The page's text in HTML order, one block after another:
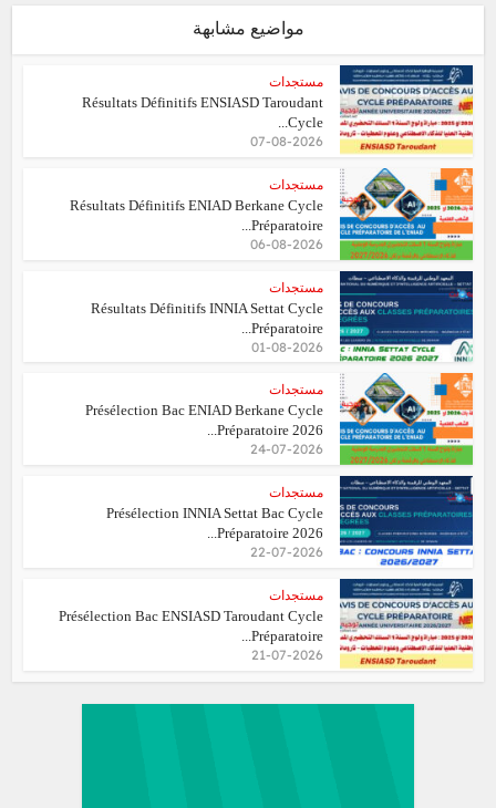
مواضيع مشابهة
مستجدات
Résultats Définitifs ENSIASD Taroudant
Cycle...
07-08-2026
مستجدات
Résultats Définitifs ENIAD Berkane Cycle
Préparatoire...
06-08-2026
مستجدات
Résultats Définitifs INNIA Settat Cycle
Préparatoire...
01-08-2026
مستجدات
Présélection Bac ENIAD Berkane Cycle
Préparatoire 2026...
24-07-2026
مستجدات
Présélection INNIA Settat Bac Cycle
Préparatoire 2026...
22-07-2026
مستجدات
Présélection Bac ENSIASD Taroudant Cycle
Préparatoire...
21-07-2026